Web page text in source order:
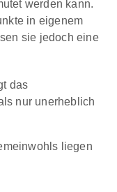
werden kann.
in eigenem
sie jedoch eine
das
nur unerheblich
liegen